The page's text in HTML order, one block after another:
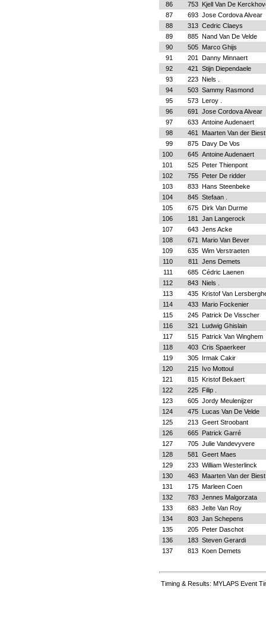
86
753 Kjell Van De
87
693 Jose Cordova
88
313 Cedric Claeys
89
885 Nand Van De Velde
90
505 Marco Ghijs
91
201
Danny Minnaert
92
421
Stijn Diependaele
93
223 Niels .
94
503 Sammy Rasmond
95
573 Leroy .
96
691
Jose Cordova
97
633 Antoine Audenaert
98
461
Maarten Van der Biest
99
875 Davy De Vos
100
645 Antoine Audenaert
101
525 Peter Thienpont
102
755 Peter De ridder
103
833 Hans Steenbeke
104
845 Stefaan .
105
675 Dirk Van Durme
106
181
Jan Langerock
107
643 Jens Acke
108
671
Mario Van Bever
109
635 Wim Verstraeten
110
811
Jens Demets
111
685 Cédric Laenen
112
843 Niels .
113
435 Kristof Van
114
433 Mario Fockenier
115
245 Patrick De Visscher
116
321
Ludwig Ghislain
117
515 Patrick Van Winghem
118
403 Cris Spaerkeer
119
305 Irmak Cakir
120
215 Ivo Mottoul
121
815 Kristof Bekaert
122
225 Filip .
123
605 Jordy Meulenijzer
124
475 Lucas Van De Velde
125
213 Geert Stroobant
126
665 Patrick Garré
127
705 Julie Vandevyvere
128
581
Geert Maes
129
233 William Westerlinck
130
463 Maarten Van der Biest
131
175 Marleen Coen
132
783 Jennes Malgorzata
133
683 Jelte Van Roy
134
803 Jan Schepens
135
205 Peter Daschot
136
183 Steven Gerardi
137
813 Koen Demets
Timing & Results: MYLAPS Event